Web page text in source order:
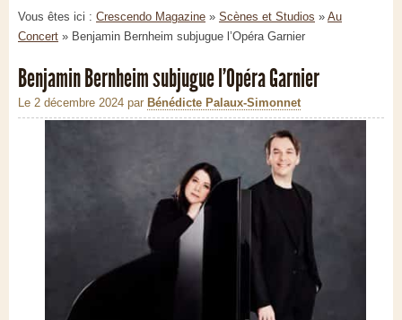
Vous êtes ici : Crescendo Magazine » Scènes et Studios » Au
Concert » Benjamin Bernheim subjugue l’Opéra Garnier
Benjamin Bernheim subjugue l’Opéra Garnier
Le 2 décembre 2024 par Bénédicte Palaux-Simonnet